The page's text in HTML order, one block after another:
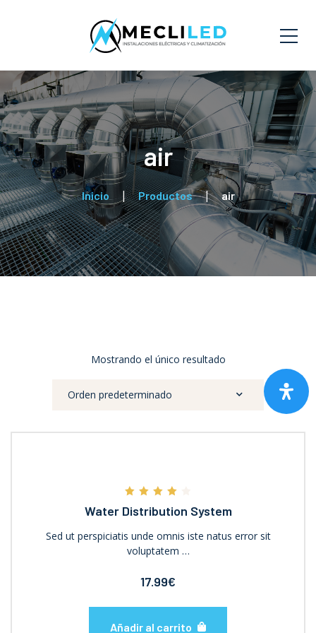
air
Inicio Productos air
Mostrando el único resultado
con
de 5
Water Distribution System
Sed ut perspiciatis unde omnis iste natus error sit
voluptatem …
17.99€
Añadir al carrito